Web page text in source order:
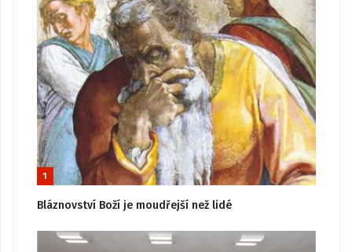
1
Bláznovství Boží je moudřejší než lidé